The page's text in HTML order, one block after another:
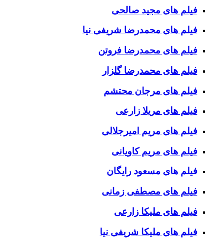
فیلم های مجید صالحی
فیلم های محمدرضا شریفی نیا
فیلم های محمدرضا فروتن
فیلم های محمدرضا گلزار
فیلم های مرجان محتشم
فیلم های مریلا زارعی
فیلم های مریم امیرجلالی
فیلم های مریم کاویانی
فیلم های مسعود رایگان
فیلم های مصطفی زمانی
فیلم های ملیکا زارعی
فیلم های ملیکا شریفی نیا